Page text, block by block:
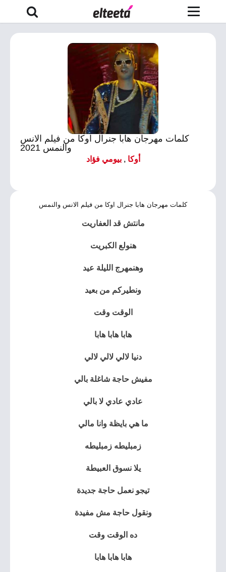
كلمات مهرجان هابا جنرال اوكا من فيلم الانس
والنمس 2021
أوكا ,بيومي فؤاد
كلمات مهرجان هابا جنرال اوكا من فيلم الانس والنمس
مانتش قد العفاريت
هنولع الكبريت
وهنمهرج الليلة عيد
ونطيركم من بعيد
الوقت وقت
هابا هابا هابا
دنيا لالي لالي لالي
مفيش حاجة شاغلة بالي
عادي عادي لا بالي
ما هي بايظة وانا مالي
زمبليطه زمبليطه
يلا نسوق العبيطة
تيجو نعمل حاجة جديدة
ونقول حاجة مش مفيدة
ده الوقت وقت
هابا هابا هابا